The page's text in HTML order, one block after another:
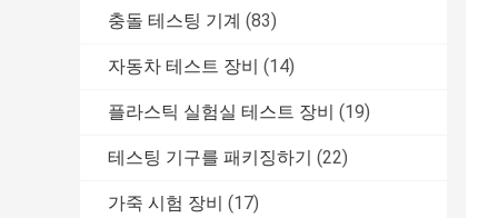
충돌 테스팅 기계 (83)
자동차 테스트 장비 (14)
플라스틱 실험실 테스트 장비 (19)
테스팅 기구를 패키징하기 (22)
가죽 시험 장비 (17)